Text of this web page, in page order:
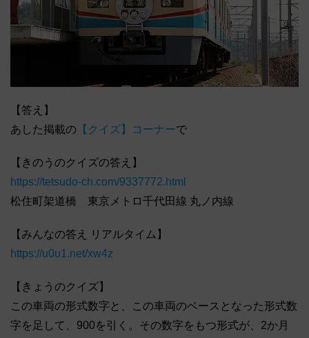
【答え】
あした掲載の 【クイズ】コーナーで
【きのうのクイズの答え】
https://tetsudo-ch.com/9337772.html
松住町架道橋 東京メトロ千代田線 丸ノ内線
【みんなの答え リアルタイム】
https://u0u1.net/xw4z
【きょうのクイズ】
この車両の形式数字と、この車両のベースとなった形式数
字を足して、900を引く。その数字をもつ形式が、2か月